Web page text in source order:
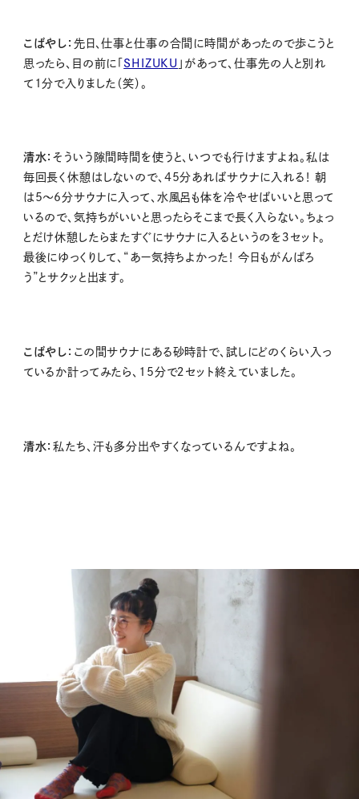
こばやし： 先日、仕事と仕事の合間に時間があったので歩こうと
思ったら、目の前に「 SHIZUKU 」があって、仕事先の人と別れ
て1分で入りました（笑）。
清水：そういう隙間時間を使うと、いつでも行けますよね。私は
毎回長く休憩はしないので、45分あればサウナに入れる！ 朝
は5〜6分サウナに入って、水風呂も体を冷やせばいいと思って
いるので、気持ちがいいと思ったらそこまで長く入らない。ちょっ
とだけ休憩したらまたすぐにサウナに入るというのを３セット。
最後にゆっくりして、“あー気持ちよかった！ 今日もがんばろ
う”とサクッと出ます。
こばやし： この間サウナにある砂時計で、試しにどのくらい入っ
ているか計ってみたら、15分で２セット終えていました。
清水：私たち、汗も多分出やすくなっているんですよね。